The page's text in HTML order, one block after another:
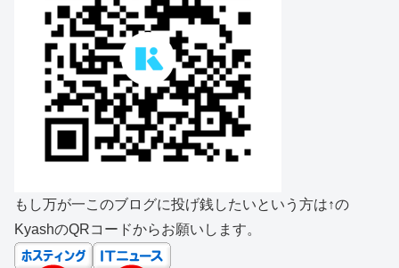
もし万が一このブログに投げ銭したいという方は↑の
KyashのQRコードからお願いします。